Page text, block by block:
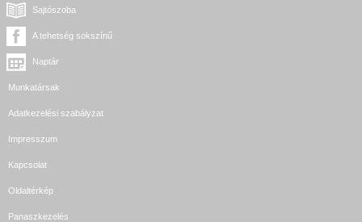
Sajtószoba
A tehetség sokszínű
Naptár
Munkatársak
Adatkezelési szabályzat
Impresszum
Kapcsolat
Oldaltérkép
Panaszkezelés